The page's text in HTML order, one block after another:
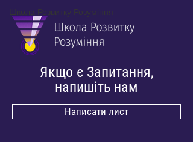
Школа Розвитку Розуміння
Якщо є Запитання,
напишіть нам
Написати лист